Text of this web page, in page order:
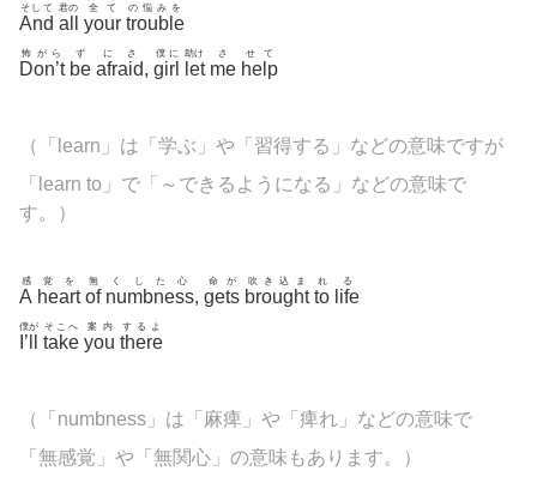
And
そして
all
君の
your
全て
trouble
の悩みを
Don’t
怖がら
be
ず
afraid
にさ
, girl
僕に
let
助け
me
さ
help
せて
（「learn」は「学ぶ」や「習得する」などの意味ですが
「learn to」で「～できるようになる」などの意味で
す。）
A
感
heart
覚を
of
無
numbness
くした心
, gets
命が
brought
吹き込ま
to
れ
life
る
I’ll
僕が
take
そこへ
you
案内
there
するよ
（「 numbness」は「麻痺」や「痺れ」などの意味で
「無感覚」や「無関心」の意味もあります。）